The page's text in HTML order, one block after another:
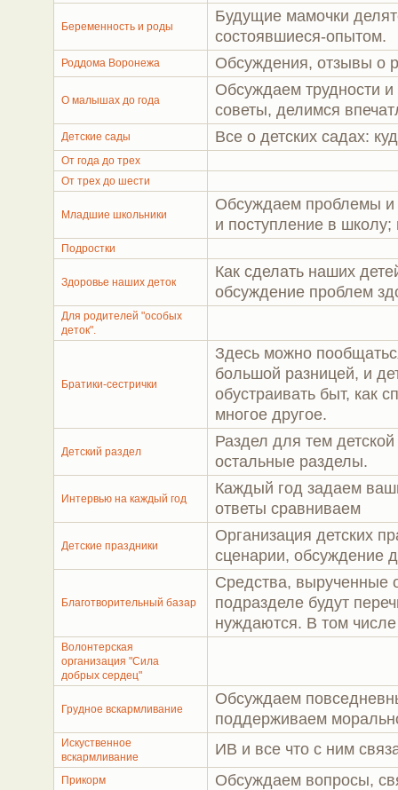
Беременность и роды
Будущие мамочки
состоявшиеся-опытом.
Роддома Воронежа Обсуждения, отзывы о
О малышах до года
Обсуждаем трудности
советы, делимся
Детские сады Все о детских садах:
От года до трех
От трех до шести
Младшие школьники
Обсуждаем проблемы и
и поступление в
Подростки
Здоровье наших деток
Как сделать наших
обсуждение проблем
Для родителей "особых
деток".
Братики-сестрички
Здесь можно
большой разницей, и
обустраивать быт, как
многое другое.
Детский раздел
Раздел для тем
остальные разделы.
Интервью на каждый год
Каждый год задаем
ответы сравниваем
Детские праздники
Организация детских
сценарии, обсуждение
Благотворительный базар
Средства, вырученные
подразделе будут
нуждаются. В том
Волонтерская
организация "Сила
добрых сердец"
Грудное вскармливание
Обсуждаем
поддерживаем
Искуственное
вскармливание
ИВ и все что с ним
Прикорм Обсуждаем вопросы,